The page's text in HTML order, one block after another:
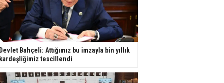
Devlet Bahçeli: Attığımız bu imzayla bin yıllık
kardeşliğimiz tescillendi